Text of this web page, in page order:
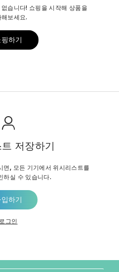
습니다! 쇼핑을 시작해 상품을
해보세요.
하기
저장하기
면, 모든 기기에서 위시리스트를
하실 수 있습니다.
하기
로그인